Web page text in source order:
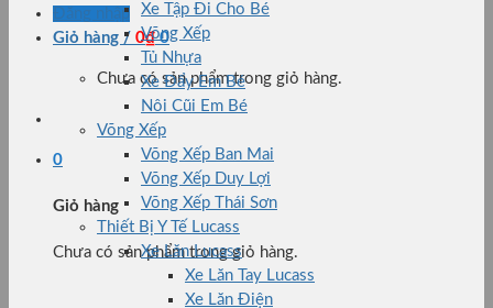
Đăng nhập
Giỏ hàng / 0₫ 0
Chưa có sản phẩm trong giỏ hàng.
0
Giỏ hàng
Chưa có sản phẩm trong giỏ hàng.
Xe Tập Đi Cho Bé
Võng Xếp
Tủ Nhựa
Xe Đẩy Em Bé
Nôi Cũi Em Bé
Võng Xếp
Võng Xếp Ban Mai
Võng Xếp Duy Lợi
Võng Xếp Thái Sơn
Thiết Bị Y Tế Lucass
Xe Lăn Lucass
Xe Lăn Tay Lucass
Xe Lăn Điện